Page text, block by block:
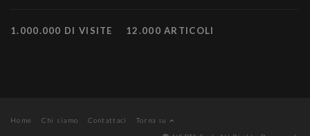
1.000.000 DI VISITE 12.000 ARTICOLI
Home Chi siamo Contattaci
Torna su